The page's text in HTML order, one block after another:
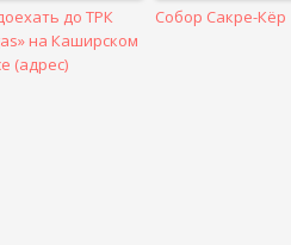
до ТРК
на Каширском
(адрес)
Собор Сакре-Кёр